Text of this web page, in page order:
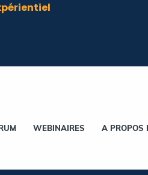
WEBINAIRES A PROPOS